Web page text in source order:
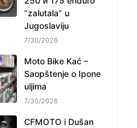
“zalutala” u
Jugoslaviju
7/30/2026
Moto Bike Kać –
Saopštenje o Ipone
uljima
7/30/2026
CFMOTO i Dušan